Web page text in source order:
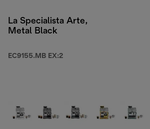
La Specialista Arte,
Metal Black
EC9155.MB EX:2